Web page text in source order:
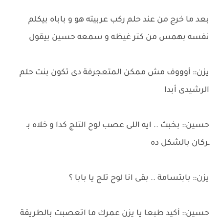
بعد ما خرج من عند حلم ركب عربيته هو و باباه بيكلم
نفسه بهمس من كتر غيظه و سمعه حسين بيقول
يزن:: أوووف مش ممكن المتعجرفة دى تكون بنت حلم
الرشيدى أبدا
حسين:: بخبث .. ايه اللى عصب لوح التلج كدا و خلاه بـ
ـركان بالشكل ده
يزن:: بابتسامة .. بقى انا لوح تلج يا بابا ؟
حسين:: أكيد طبعا يا يزن عمرك ما اتعصبت بالطريقة